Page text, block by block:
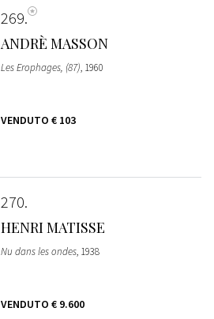
269
ANDRÈ MASSON
Les Erophages, (87), 1960
VENDUTO € 103
270
HENRI MATISSE
Nu dans les ondes, 1938
VENDUTO € 9.600